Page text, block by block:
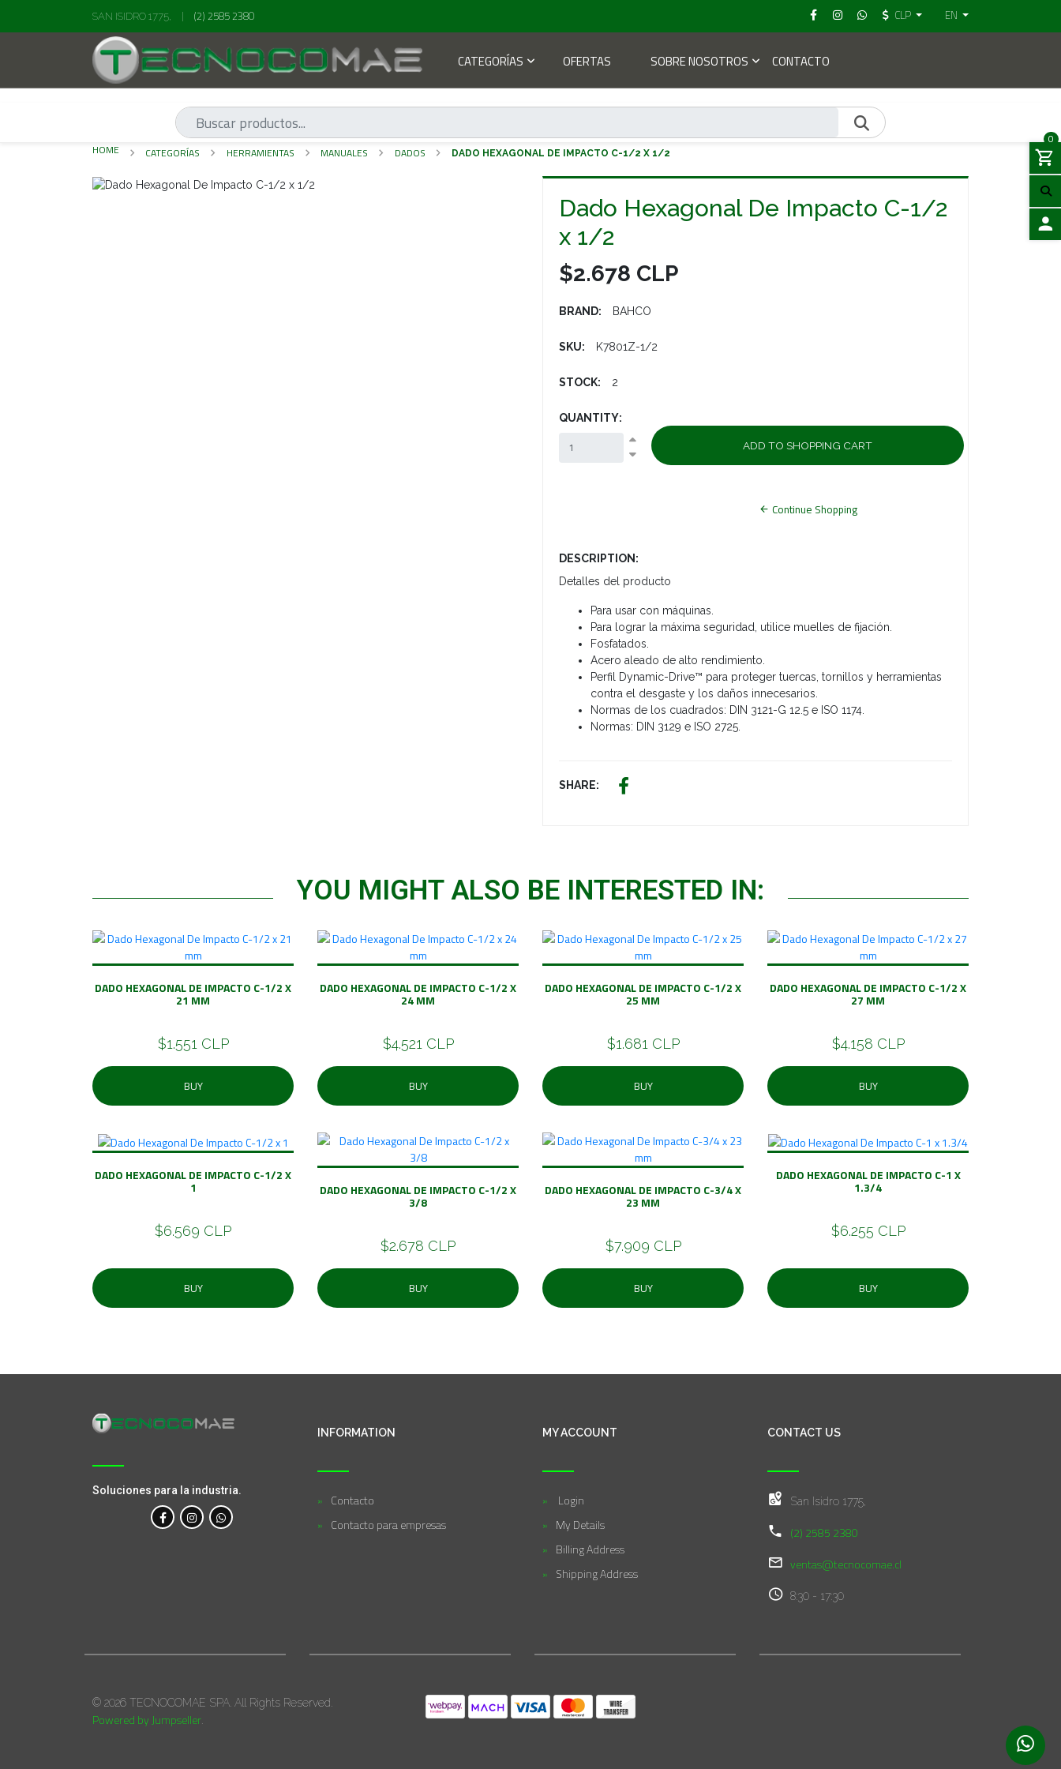
SAN ISIDRO 1775, (2) 2585 2380 CLP EN
CATEGORÍAS OFERTAS SOBRE NOSOTROS CONTACTO
0
HOME CATEGORÍAS HERRAMIENTAS MANUALES DADOS DADO HEXAGONAL DE IMPACTO C-1/2 X 1/2
Dado Hexagonal De Impacto C-1/2
x 1/2
$2.678 CLP
BRAND: BAHCO
SKU: K7801Z-1/2
STOCK: 2
QUANTITY:
Continue Shopping
DESCRIPTION:
Detalles del producto
Para usar con máquinas.
Para lograr la máxima seguridad, utilice muelles de fijación.
Fosfatados.
Acero aleado de alto rendimiento.
Perfil Dynamic-Drive™ para proteger tuercas, tornillos y herramientas
contra el desgaste y los daños innecesarios.
Normas de los cuadrados: DIN 3121-G 12.5 e ISO 1174.
Normas: DIN 3129 e ISO 2725.
SHARE:
YOU MIGHT ALSO BE INTERESTED IN:
DADO HEXAGONAL DE IMPACTO C-1/2 X
21 MM
$1.551 CLP
BUY
DADO HEXAGONAL DE IMPACTO C-1/2 X
24 MM
$4.521 CLP
BUY
DADO HEXAGONAL DE IMPACTO C-1/2 X
25 MM
$1.681 CLP
BUY
DADO HEXAGONAL DE IMPACTO C-1/2 X
27 MM
$4.158 CLP
BUY
DADO HEXAGONAL DE IMPACTO C-1/2 X
1
$6.569 CLP
BUY
DADO HEXAGONAL DE IMPACTO C-1/2 X
3/8
$2.678 CLP
BUY
DADO HEXAGONAL DE IMPACTO C-3/4 X
23 MM
$7.909 CLP
BUY
DADO HEXAGONAL DE IMPACTO C-1 X
1.3/4
$6.255 CLP
BUY
Soluciones para la industria.
INFORMATION
Contacto
Contacto para empresas
MY ACCOUNT
Login
My Details
Billing Address
Shipping Address
CONTACT US
San Isidro 1775,
(2) 2585 2380
ventas@tecnocomae.cl
8:30 - 17:30
© 2026 TECNOCOMAE SPA. All Rights Reserved.
Powered by Jumpseller